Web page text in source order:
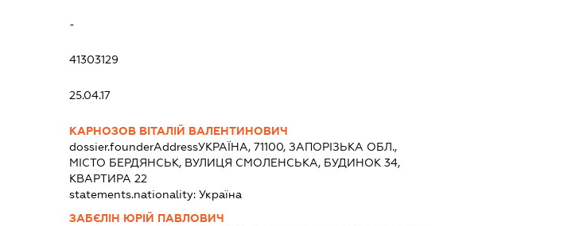
-
41303129
25.04.17
КАРНОЗОВ ВІТАЛІЙ ВАЛЕНТИНОВИЧ
dossier.founderAddressУКРАЇНА, 71100, ЗАПОРІЗЬКА ОБЛ.,
МІСТО БЕРДЯНСЬК, ВУЛИЦЯ СМОЛЕНСЬКА, БУДИНОК 34,
КВАРТИРА 22
statements.nationality: Україна
ЗАБЄЛІН ЮРІЙ ПАВЛОВИЧ